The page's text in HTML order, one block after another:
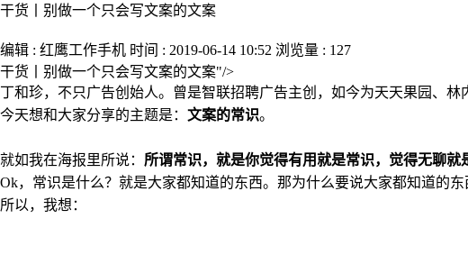
干货丨别做一个只会写文案的文案
编辑 : 红鹰工作手机 时间 : 2019-06-14 10:52 浏览量 : 127
干货丨别做一个只会写文案的文案"/>
丁和珍，不只广告创始人。曾是智联招聘广告主创，如今为天天果园、林
今天想和大家分享的主题是： 文案的常识。
就如我在海报里所说： 所谓常识，就是你觉得有用就是常识，觉得无聊
Ok，常识是什么？就是大家都知道的东西。那为什么要说大家都知道的
所以，我想：